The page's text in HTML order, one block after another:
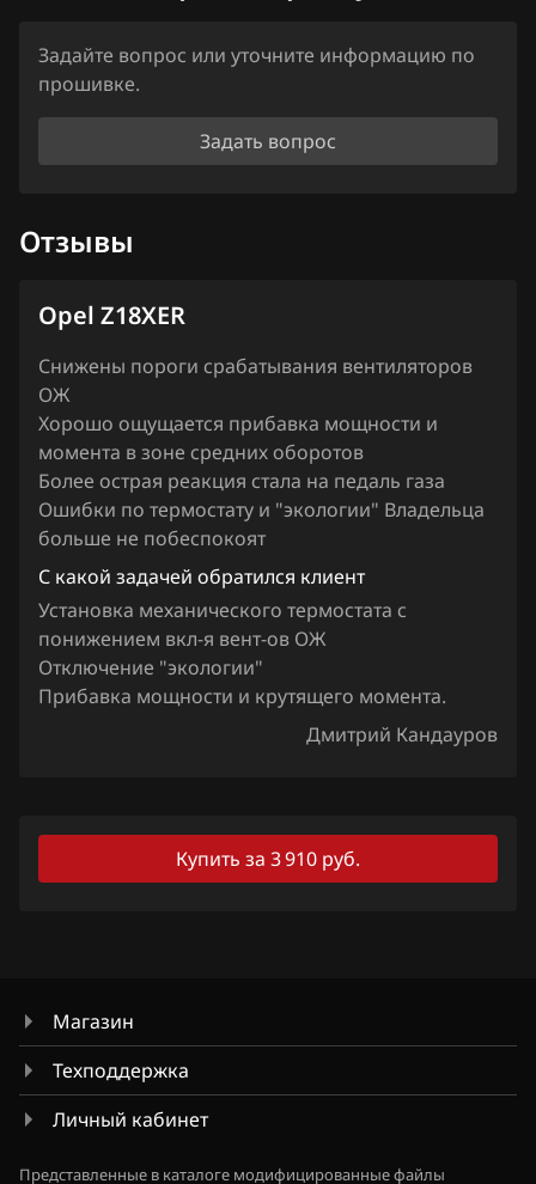
Isuzu
Iveco
JAC
Jaguar
Jeep
Jetour
Kaiyi
Kia
King Long
KYC
Land Rover
Lexus
Livan
Luxgen
Mazda
Mercedes-Benz
MG
Mini
Задайте вопрос или уточните информацию по
прошивке.
Задать вопрос
Отзывы
Opel Z18XER
Снижены пороги срабатывания вентиляторов
ОЖ
Хорошо ощущается прибавка мощности и
момента в зоне средних оборотов
Более острая реакция стала на педаль газа
Ошибки по термостату и "экологии" Владельца
больше не побеспокоят
С какой задачей обратился клиент
Установка механического термостата с
понижением вкл-я вент-ов ОЖ
Отключение "экологии"
Прибавка мощности и крутящего момента.
Дмитрий Кандауров
Купить за 3 910 руб.
Магазин
Техподдержка
Личный кабинет
Представленные в каталоге модифицированные файлы